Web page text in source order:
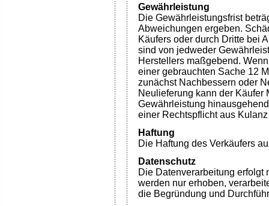
Gewährleistung
Die Gewährleistungsfrist
Abweichungen ergeben.
Käufers oder durch Dritte bei
sind von jedweder
Herstellers maßgebend.
einer gebrauchten Sache 12
zunächst Nachbessern oder
Neulieferung kann der Käufer
Gewährleistung
einer Rechtspflicht aus
Haftung
Die Haftung des Verkäufers
Datenschutz
Die Datenverarbeitung
werden nur erhoben,
die Begründung und